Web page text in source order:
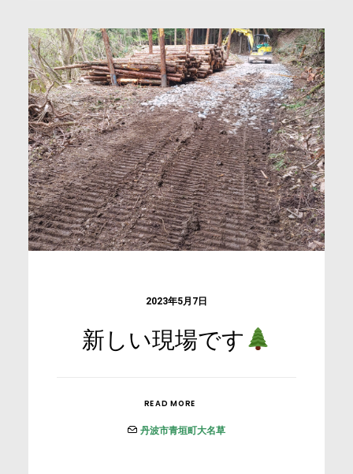
2023年5月7日
新しい現場です
READ MORE
丹波市青垣町大名草